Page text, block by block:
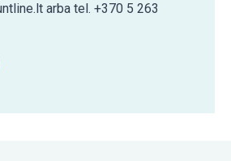
arba tel. +370 5 263